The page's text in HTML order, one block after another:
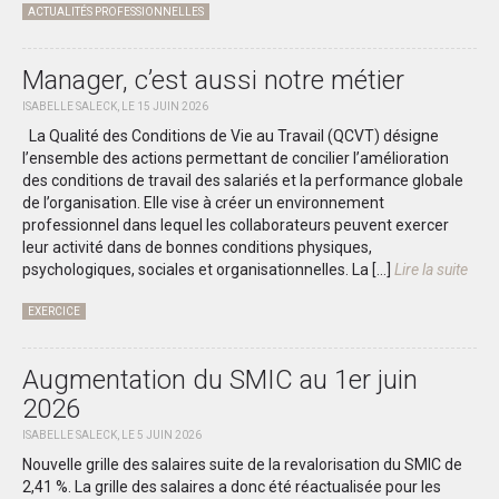
ACTUALITÉS PROFESSIONNELLES
Manager, c’est aussi notre métier
ISABELLE SALECK, LE 15 JUIN 2026
La Qualité des Conditions de Vie au Travail (QCVT) désigne
l’ensemble des actions permettant de concilier l’amélioration
des conditions de travail des salariés et la performance globale
de l’organisation. Elle vise à créer un environnement
professionnel dans lequel les collaborateurs peuvent exercer
leur activité dans de bonnes conditions physiques,
psychologiques, sociales et organisationnelles. La […] Lire la suite
EXERCICE
Augmentation du SMIC au 1er juin
2026
ISABELLE SALECK, LE 5 JUIN 2026
Nouvelle grille des salaires suite de la revalorisation du SMIC de
2,41 %. La grille des salaires a donc été réactualisée pour les